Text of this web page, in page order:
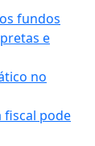
fundos
e
no
fiscal pode